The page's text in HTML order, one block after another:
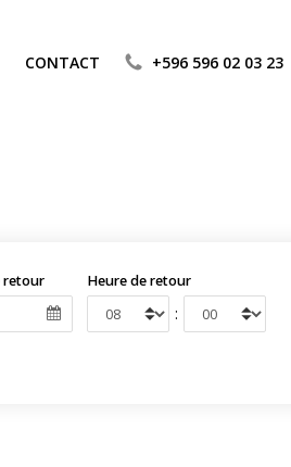
CONTACT +596 596 02 03 23
retour Heure de retour
: